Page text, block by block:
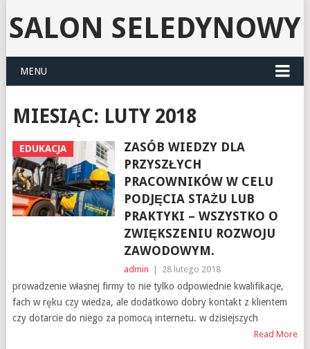
SALON SELEDYNOWY
MENU
MIESIĄC: LUTY 2018
EDUKACJA
ZASÓB WIEDZY DLA
PRZYSZŁYCH
PRACOWNIKÓW W CELU
PODJĘCIA STAŻU LUB
PRAKTYKI – WSZYSTKO O
ZWIĘKSZENIU ROZWOJU
ZAWODOWYM.
admin 28 lutego 2018
prowadzenie własnej firmy to nie tylko odpowiednie kwalifikacje,
fach w ręku czy wiedza, ale dodatkowo dobry kontakt z klientem
czy dotarcie do niego za pomocą internetu. w dzisiejszych
Read More